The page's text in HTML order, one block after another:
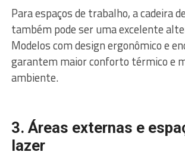
Para espaços de trabalho, a cadeira
também pode ser uma excelente
Modelos com design ergonômico e
garantem maior conforto térmico e
ambiente.
3. Áreas externas e
lazer